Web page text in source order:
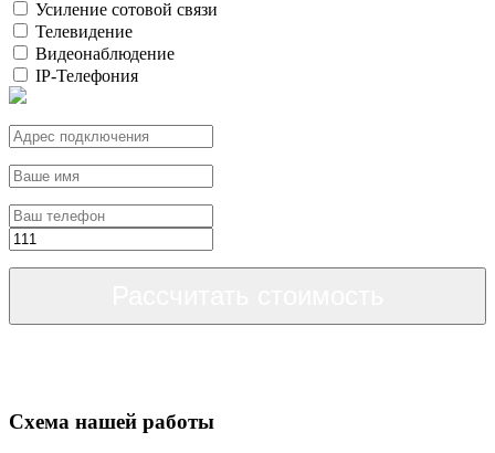
Усиление сотовой связи
Телевидение
Видеонаблюдение
IP-Телефония
Схема нашей работы